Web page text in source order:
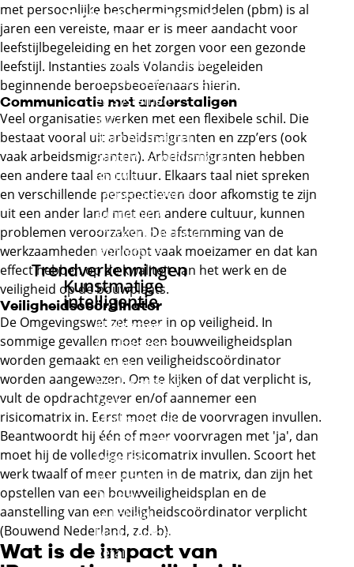
Techniek en gebouwde
omgeving
Metaal en metalektro
Technische installaties
en systemen
Infra
Hout en meubel
Afbouw en onderhoud
Bouw en
gespecialiseerde
aanneming
Procesindustrie en
laboratoria
Trendverkenningen
Kunstmatige
intelligentie
KI Algemeen
Marktsegment
Groen
Marktsegment
Zorg
Marktsegment
Transport en
logistiek
Marktsegment
Orde en
veiligheid
Marktsegment
Retail
met persoonlijke beschermingsmiddelen (pbm) is al
jaren een vereiste, maar er is meer aandacht voor
leefstijlbegeleiding en het zorgen voor een gezonde
leefstijl. Instanties zoals Volandis begeleiden
beginnende beroepsbeoefenaars hierin.
Communicatie met anderstaligen
Veel organisaties werken met een flexibele schil. Die
bestaat vooral uit arbeidsmigranten en zzp’ers (ook
vaak arbeidsmigranten). Arbeidsmigranten hebben
een andere taal en cultuur. Elkaars taal niet spreken
en verschillende perspectieven door afkomstig te zijn
uit een ander land met een andere cultuur, kunnen
problemen veroorzaken. De afstemming van de
werkzaamheden verloopt vaak moeizamer en dat kan
effect hebben op de kwaliteit van het werk en de
veiligheid op de bouwplaats.
Veiligheidscoördinator
De Omgevingswet zet meer in op veiligheid. In
sommige gevallen moet een bouwveiligheidsplan
worden gemaakt en een veiligheidscoördinator
worden aangewezen. Om te kijken of dat verplicht is,
vult de opdrachtgever en/of aannemer een
risicomatrix in. Eerst moet die de voorvragen invullen.
Beantwoordt hij één of meer voorvragen met 'ja', dan
moet hij de volledige risicomatrix invullen. Scoort het
werk twaalf of meer punten in de matrix, dan zijn het
opstellen van een bouwveiligheidsplan en de
aanstelling van een veiligheidscoördinator verplicht
(Bouwend Nederland, z.d.-b).
Wat is de impact van